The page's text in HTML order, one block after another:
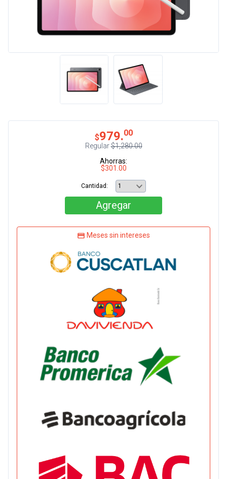
$979.00
Regular$1,280.00
Ahorras:
$301.00
Cantidad:
Agregar
Meses sin intereses